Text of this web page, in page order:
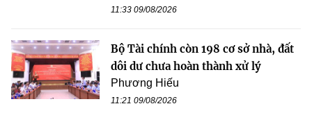
11:33 09/08/2026
Bộ Tài chính còn 198 cơ sở nhà, đất
dôi dư chưa hoàn thành xử lý
Phương Hiếu
11:21 09/08/2026